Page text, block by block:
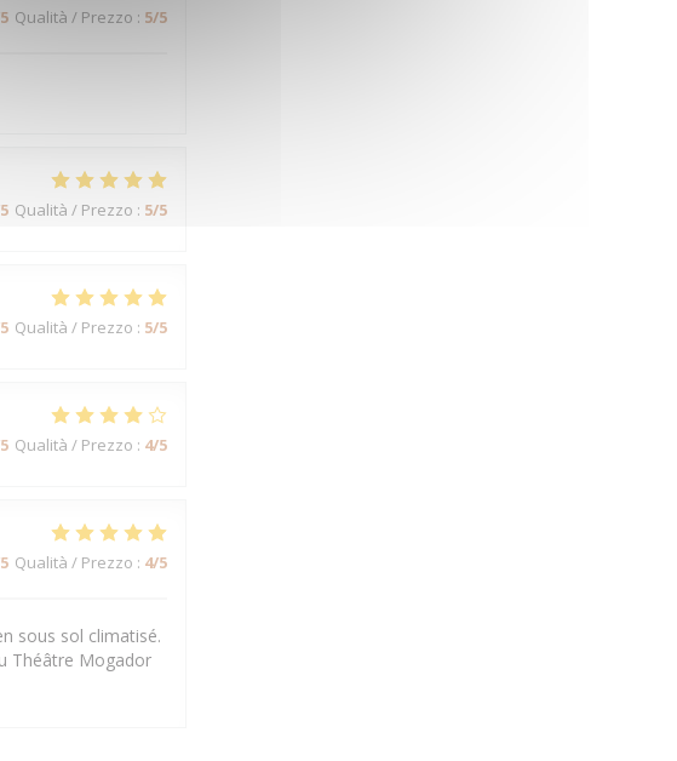
Qualità / Prezzo : 5/5
Qualità / Prezzo : 5/5
Qualità / Prezzo : 5/5
Qualità / Prezzo : 4/5
Qualità / Prezzo : 4/5
sous sol climatisé.
Théâtre Mogador